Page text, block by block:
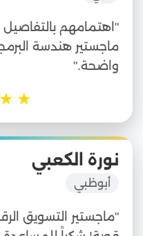
"اهتمامهم
ماجستير هندسة
واضحة."
★
★
نورة الكعبي
أبوظبي
"ماجستير التسويق